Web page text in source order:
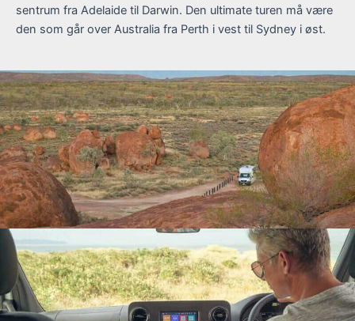
sentrum fra Adelaide til Darwin. Den ultimate turen må være
den som går over Australia fra Perth i vest til Sydney i øst.